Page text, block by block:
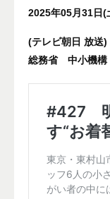
2025年05月31
(テレビ朝日 放
総務省 中小機